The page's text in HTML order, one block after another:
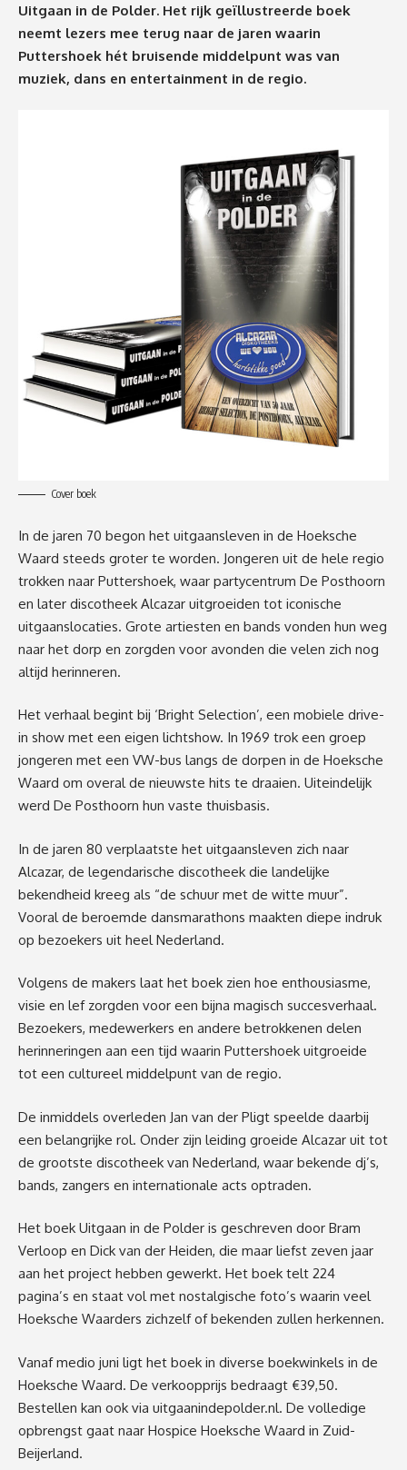
Uitgaan in de Polder. Het rijk geïllustreerde boek
neemt lezers mee terug naar de jaren waarin
Puttershoek hét bruisende middelpunt was van
muziek, dans en entertainment in de regio.
Cover boek
In de jaren 70 begon het uitgaansleven in de Hoeksche
Waard steeds groter te worden. Jongeren uit de hele regio
trokken naar Puttershoek, waar partycentrum De Posthoorn
en later discotheek Alcazar uitgroeiden tot iconische
uitgaanslocaties. Grote artiesten en bands vonden hun weg
naar het dorp en zorgden voor avonden die velen zich nog
altijd herinneren.
Het verhaal begint bij ‘Bright Selection’, een mobiele drive-
in show met een eigen lichtshow. In 1969 trok een groep
jongeren met een VW-bus langs de dorpen in de Hoeksche
Waard om overal de nieuwste hits te draaien. Uiteindelijk
werd De Posthoorn hun vaste thuisbasis.
In de jaren 80 verplaatste het uitgaansleven zich naar
Alcazar, de legendarische discotheek die landelijke
bekendheid kreeg als “de schuur met de witte muur”.
Vooral de beroemde dansmarathons maakten diepe indruk
op bezoekers uit heel Nederland.
Volgens de makers laat het boek zien hoe enthousiasme,
visie en lef zorgden voor een bijna magisch succesverhaal.
Bezoekers, medewerkers en andere betrokkenen delen
herinneringen aan een tijd waarin Puttershoek uitgroeide
tot een cultureel middelpunt van de regio.
De inmiddels overleden Jan van der Pligt speelde daarbij
een belangrijke rol. Onder zijn leiding groeide Alcazar uit tot
de grootste discotheek van Nederland, waar bekende dj’s,
bands, zangers en internationale acts optraden.
Het boek Uitgaan in de Polder is geschreven door Bram
Verloop en Dick van der Heiden, die maar liefst zeven jaar
aan het project hebben gewerkt. Het boek telt 224
pagina’s en staat vol met nostalgische foto’s waarin veel
Hoeksche Waarders zichzelf of bekenden zullen herkennen.
Vanaf medio juni ligt het boek in diverse boekwinkels in de
Hoeksche Waard. De verkoopprijs bedraagt €39,50.
Bestellen kan ook via uitgaanindepolder.nl. De volledige
opbrengst gaat naar Hospice Hoeksche Waard in Zuid-
Beijerland.